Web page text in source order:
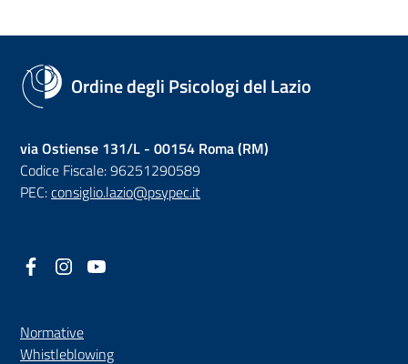
Ordine degli Psicologi del Lazio
via Ostiense 131/L - 00154 Roma (RM)
Codice Fiscale: 96251290589
PEC:consiglio.lazio@psypec.it
Facebook
(nuova scheda - new tab)
Instagram
(nuova scheda - new tab)
Normative
Whistleblowing(nuova scheda - new tab)